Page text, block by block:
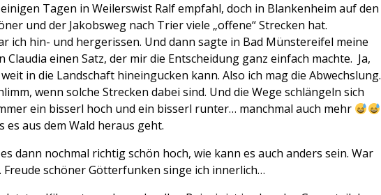
Tagen in Weilerswist Ralf empfahl, doch in Blankenheim auf den
und der Jakobsweg nach Trier viele „offene“ Strecken hat.
ich hin- und hergerissen. Und dann sagte in Bad Münstereifel meine
Claudia einen Satz, der mir die Entscheidung ganz einfach machte. Ja,
in die Landschaft hineingucken kann. Also ich mag die Abwechslung.
wenn solche Strecken dabei sind. Und die Wege schlängeln sich
ein bisserl hoch und ein bisserl runter… manchmal auch mehr
aus dem Wald heraus geht.
dann nochmal richtig schön hoch, wie kann es auch anders sein. War
Freude schöner Götterfunken singe ich innerlich…